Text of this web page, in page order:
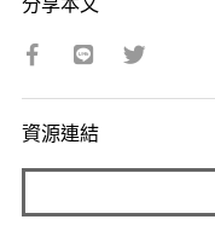
資源連結